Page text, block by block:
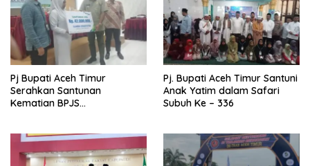
Pj Bupati Aceh Timur
Serahkan Santunan
Kematian BPJS
Pj. Bupati Aceh Timur Santuni
Anak Yatim dalam Safari
Subuh Ke – 336